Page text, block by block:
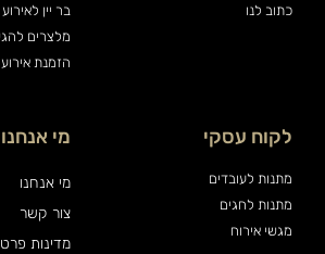
כתוב לנו
בר יין
מלצרים
הזמנת אירוע
לקוח עסקי
מתנות לעובדים
מתנות לחגים
מגשי אירוח
מי אנחנו
מי אנחנו
צור קשר
מדינות